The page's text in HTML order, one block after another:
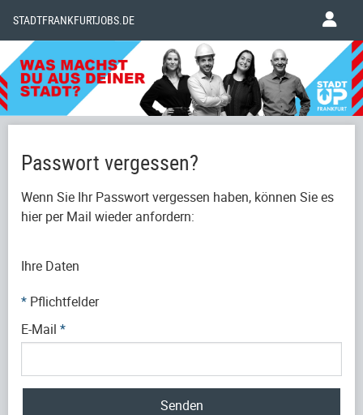
STADTFRANKFURTJOBS.DE
Passwort vergessen?
Wenn Sie Ihr Passwort vergessen haben, können Sie es
hier per Mail wieder anfordern:
Ihre Daten
* Pflichtfelder
E-Mail *
Senden